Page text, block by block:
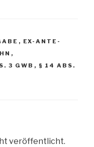
, EX-ANTE-
,
3 GWB , § 14 ABS.
veröffentlicht.